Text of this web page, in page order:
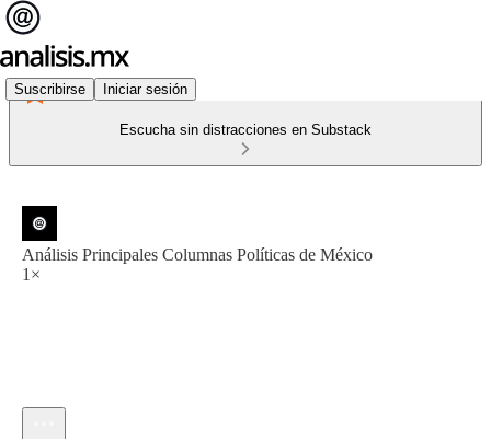
Suscribirse Iniciar sesión
Escucha sin distracciones en Substack
Análisis Principales Columnas Políticas de México
1×